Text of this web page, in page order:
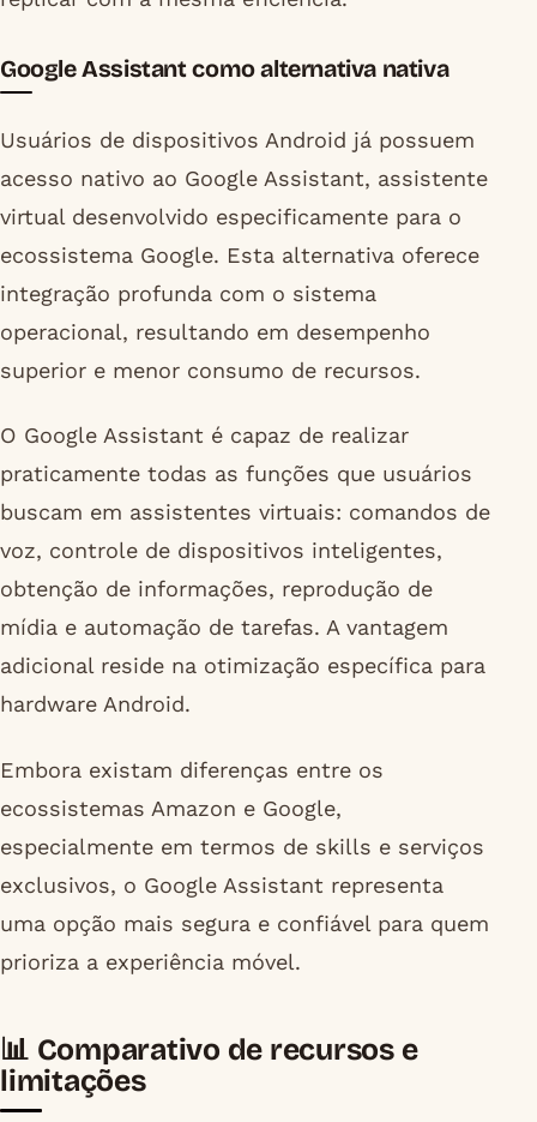
Google Assistant como alternativa nativa
Usuários de dispositivos Android já possuem
acesso nativo ao Google Assistant, assistente
virtual desenvolvido especificamente para o
ecossistema Google. Esta alternativa oferece
integração profunda com o sistema
operacional, resultando em desempenho
superior e menor consumo de recursos.
O Google Assistant é capaz de realizar
praticamente todas as funções que usuários
buscam em assistentes virtuais: comandos de
voz, controle de dispositivos inteligentes,
obtenção de informações, reprodução de
mídia e automação de tarefas. A vantagem
adicional reside na otimização específica para
hardware Android.
Embora existam diferenças entre os
ecossistemas Amazon e Google,
especialmente em termos de skills e serviços
exclusivos, o Google Assistant representa
uma opção mais segura e confiável para quem
prioriza a experiência móvel.
📊 Comparativo de recursos e
limitações